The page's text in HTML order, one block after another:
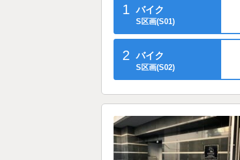
1 バイク
S区画(S01)
2 バイク
S区画(S02)